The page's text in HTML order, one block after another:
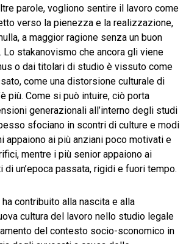
parole, vogliono sentire il lavoro come
verso la pienezza e la realizzazione,
a maggior ragione senza un buon
stakanovismo che ancora gli viene
o dai titolari di studio è vissuto come
come una distorsione culturale di
più. Come si può intuire, ciò porta
generazionali all’interno degli studi
sfociano in scontri di culture e modi
appaiono ai più anziani poco motivati e
mentre i più senior appaiono ai
un’epoca passata, rigidi e fuori tempo.
contribuito alla nascita e alla
cultura del lavoro nello studio legale
del contesto socio-sconomico in